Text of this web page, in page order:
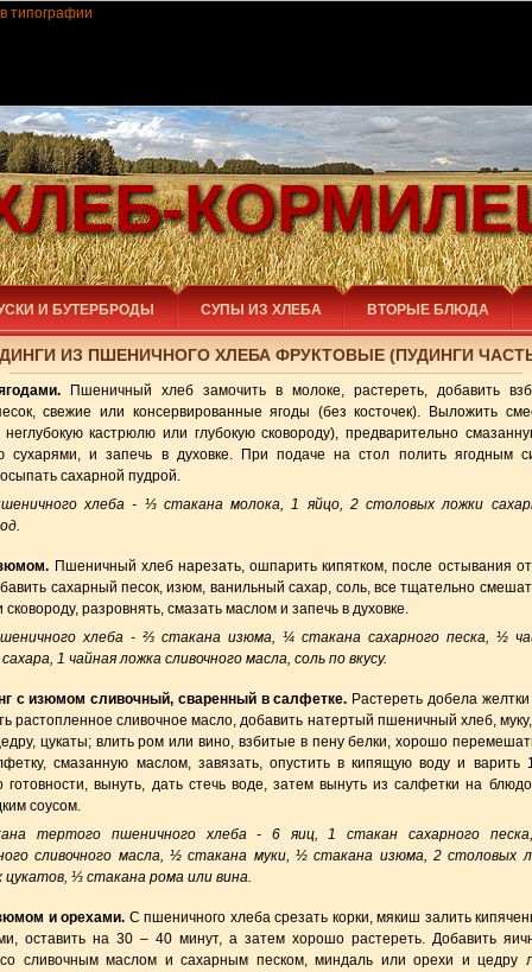
И БУТЕРБРОДЫ СУПЫ ИЗ ХЛЕБА ВТОРЫЕ БЛЮДА
ИЗ ПШЕНИЧНОГО ХЛЕБА ФРУКТОВЫЕ (ПУДИНГИ
Пшеничный хлеб замочить в молоке, растереть, добавить
свежие или консервированные ягоды (без косточек). Выложить
неглубокую кастрюлю или глубокую сковороду), предварительно
сухарями, и запечь в духовке. При подаче на стол полить ягодным
сахарной пудрой.
хлеба - ⅓ стакана молока, 1 яйцо, 2 столовых ложки
Пшеничный хлеб нарезать, ошпарить кипятком, после остывания
сахарный песок, изюм, ванильный сахар, соль, все тщательно
разровнять, смазать маслом и запечь в духовке.
хлеба - ⅔ стакана изюма, ¼ стакана сахарного песка, ½
1 чайная ложка сливочного масла, соль по вкусу.
с изюмом сливочный, сваренный в салфетке. Растереть добела
растопленное сливочное масло, добавить натертый пшеничный хлеб,
цукаты; влить ром или вино, взбитые в пену белки, хорошо
смазанную маслом, завязать, опустить в кипящую воду и варить
готовности, вынуть, дать стечь воде, затем вынуть из салфетки на
соусом.
тертого пшеничного хлеба - 6 яиц, 1 стакан сахарного
сливочного масла, ½ стакана муки, ½ стакана изюма, 2 столовых
цукатов, ⅓ стакана рома или вина.
и орехами. С пшеничного хлеба срезать корки, мякиш залить
оставить на 30 – 40 минут, а затем хорошо растереть. Добавить
сливочным маслом и сахарным песком, миндаль или орехи и цедру